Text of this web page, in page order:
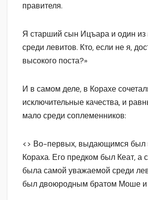
правителя.
Я старший сын Ицъара и один
среди левитов. Кто, если не я,
высокого поста?»
И в самом деле, в Корахе
исключительные качества, и
мало среди соплеменников:
<> Во-первых, выдающимся был
Кораха. Его предком был Кеат, а
была самой уважаемой среди
был двоюродным братом Моше и